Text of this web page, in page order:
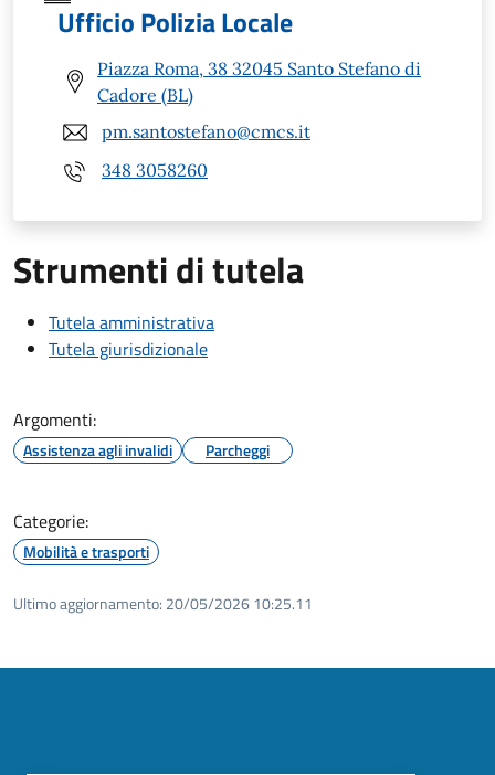
Ufficio Polizia Locale
Piazza Roma, 38 32045 Santo Stefano di
Cadore (BL)
pm.santostefano@cmcs.it
348 3058260
Strumenti di tutela
Tutela amministrativa
Tutela giurisdizionale
Argomenti:
Assistenza agli invalidi Parcheggi
Categorie:
Mobilità e trasporti
Ultimo aggiornamento: 20/05/2026 10:25.11